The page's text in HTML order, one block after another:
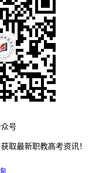
号
取最新职教高考资讯！